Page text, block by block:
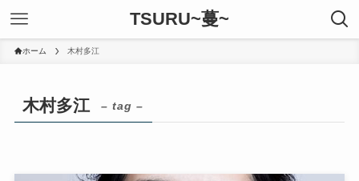
TSURU~蔓~
ホーム 木村多江
木村多江 – tag –